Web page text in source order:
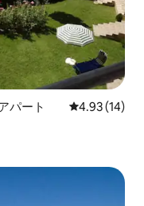
パート レビュー14
4.93 (14)